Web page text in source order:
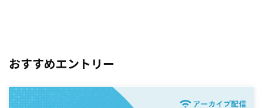
おすすめエントリー